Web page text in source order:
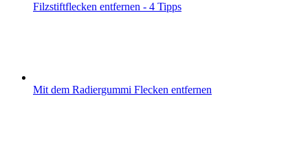
Filzstiftflecken entfernen - 4 Tipps
Mit dem Radiergummi Flecken entfernen